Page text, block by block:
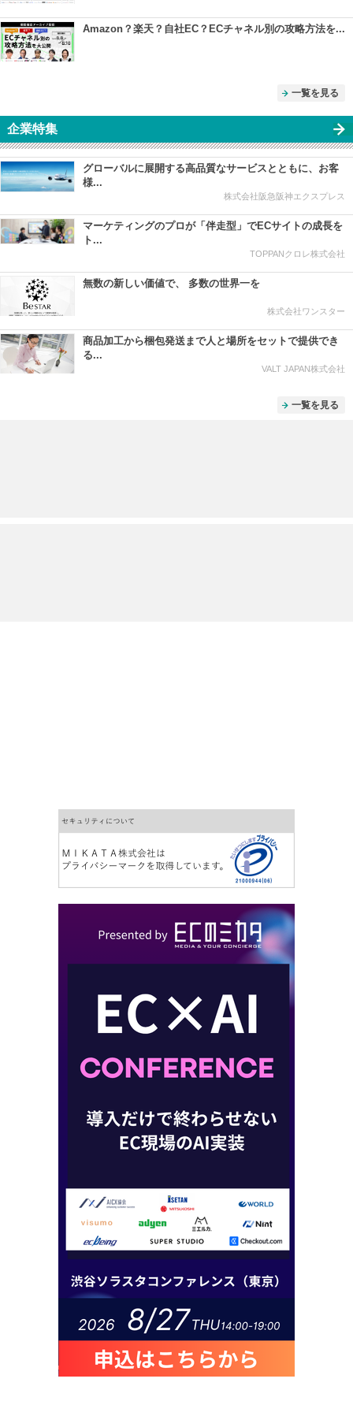
Amazon？楽天？自社EC？ECチャネル別の攻略方法を...
一覧を見る
企業特集
グローバルに展開する高品質なサービスとともに、お客
様...
株式会社阪急阪神エクスプレス
マーケティングのプロが「伴走型」でECサイトの成長を
ト...
TOPPANクロレ株式会社
無数の新しい価値で、 多数の世界一を
株式会社ワンスター
商品加工から梱包発送まで人と場所をセットで提供でき
る...
VALT JAPAN株式会社
一覧を見る